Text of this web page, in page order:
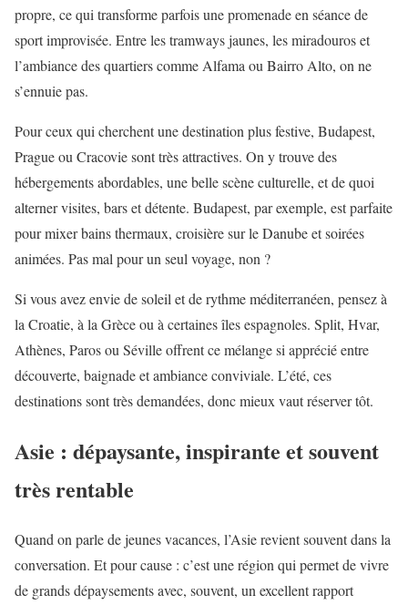
propre, ce qui transforme parfois une promenade en séance de
sport improvisée. Entre les tramways jaunes, les miradouros et
l’ambiance des quartiers comme Alfama ou Bairro Alto, on ne
s’ennuie pas.
Pour ceux qui cherchent une destination plus festive, Budapest,
Prague ou Cracovie sont très attractives. On y trouve des
hébergements abordables, une belle scène culturelle, et de quoi
alterner visites, bars et détente. Budapest, par exemple, est parfaite
pour mixer bains thermaux, croisière sur le Danube et soirées
animées. Pas mal pour un seul voyage, non ?
Si vous avez envie de soleil et de rythme méditerranéen, pensez à
la Croatie, à la Grèce ou à certaines îles espagnoles. Split, Hvar,
Athènes, Paros ou Séville offrent ce mélange si apprécié entre
découverte, baignade et ambiance conviviale. L’été, ces
destinations sont très demandées, donc mieux vaut réserver tôt.
Asie : dépaysante, inspirante et souvent
très rentable
Quand on parle de jeunes vacances, l’Asie revient souvent dans la
conversation. Et pour cause : c’est une région qui permet de vivre
de grands dépaysements avec, souvent, un excellent rapport